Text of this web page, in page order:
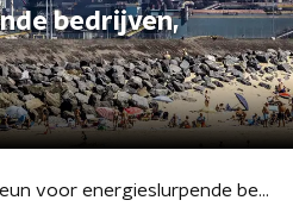
bedrijven,
Staatssteun voor energieslurpende bedrijven, pardon?!